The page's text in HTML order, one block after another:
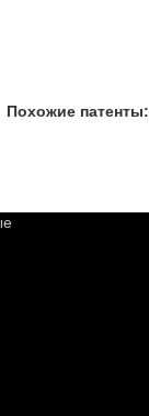
Похожие патенты: